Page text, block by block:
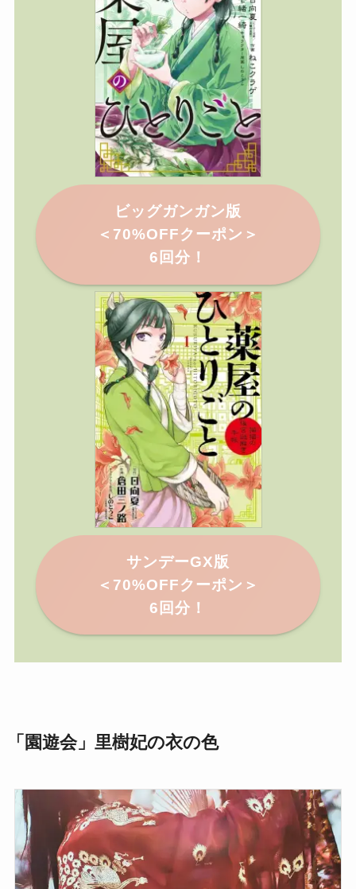
ビッグガンガン版
＜ 70%OFFクーポン＞
6回分！
サンデーGX版
＜ 70%OFFクーポン＞
6回分！
「園遊会」里樹妃の衣の色